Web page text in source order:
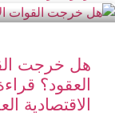
هل خرجت
العقود؟
الاقتصادية